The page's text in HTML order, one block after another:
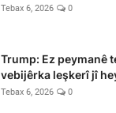
Tebax 6, 2026 0
Trump: Ez peymanê
vebijêrka leşkerî jî
Tebax 6, 2026 0